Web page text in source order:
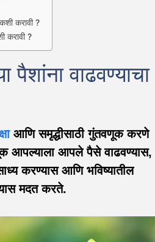
करावी ?
करावी ?
वाढवण्याचा
आणि समृद्धीसाठी गुंतवणूक करणे
आपल्याला आपले पैसे वाढवण्यास,
करण्यास आणि भविष्यातील
मदत करते.